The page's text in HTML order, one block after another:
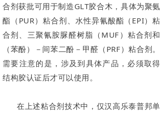
合剂获批可用于制造GLT胶合木，具体为聚氨
酯（PUR）粘合剂、水性异氰酸酯（EPI）粘
合剂、三聚氰胺脲醛树脂（MUF）粘合剂和
（苯酚）－间苯二酚－甲醛（PRF）粘合剂。
需要注意的是，涉及到具体产品，必须取得
结构胶认证后才可以使用。
在上述粘合剂技术中，仅汉高乐泰普邦单